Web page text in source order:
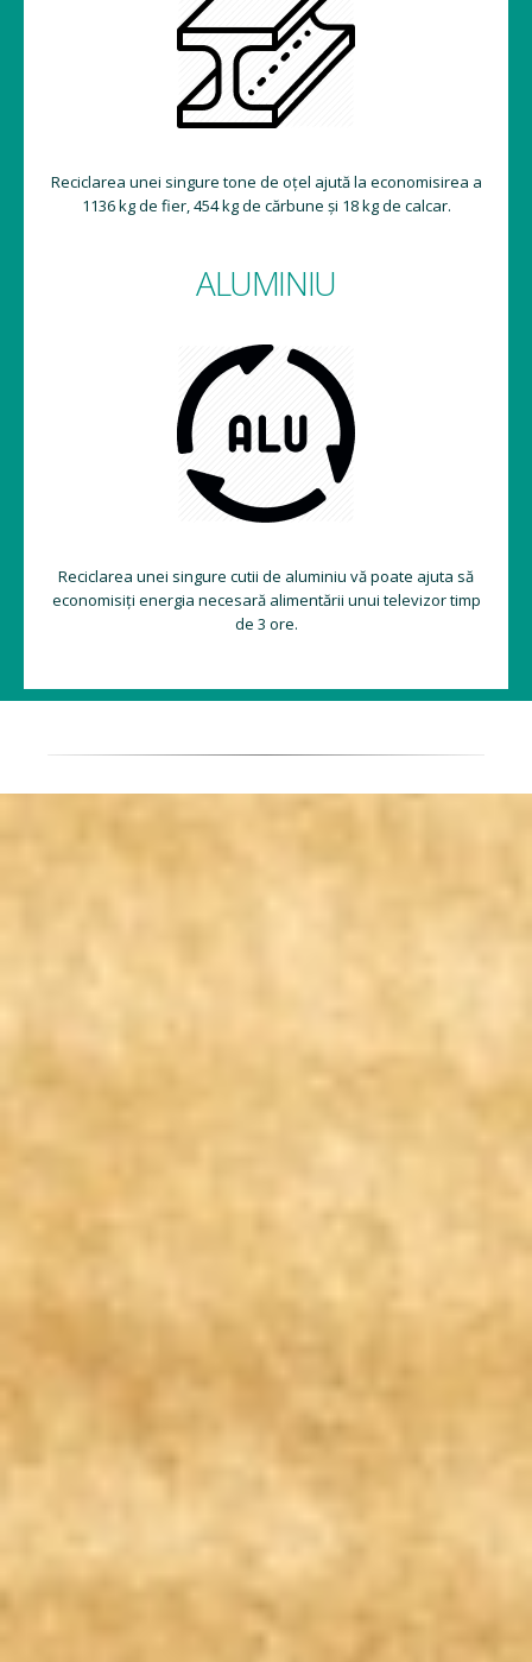
Reciclarea unei singure tone de oțel ajută la economisirea a
1136 kg de fier, 454 kg de cărbune și 18 kg de calcar.
ALUMINIU
Reciclarea unei singure cutii de aluminiu vă poate ajuta să
economisiți energia necesară alimentării unui televizor timp
de 3 ore.